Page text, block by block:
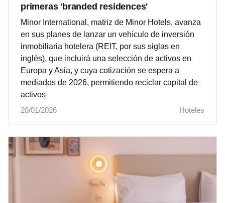
primeras 'branded residences'
Minor International, matriz de Minor Hotels, avanza
en sus planes de lanzar un vehículo de inversión
inmobiliaria hotelera (REIT, por sus siglas en
inglés), que incluirá una selección de activos en
Europa y Asia, y cuya cotización se espera a
mediados de 2026, permitiendo reciclar capital de
activos
20/01/2026
Hoteles